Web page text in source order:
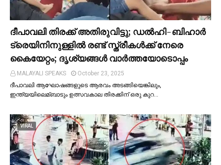
ദീപാവലി തിരക്ക് അതിരുവിട്ടു; ഡല്‍ഹി-ബിഹാര്‍
ട്രെയിനിനുള്ളില്‍ രണ്ട് സ്ത്രീകള്‍ക്ക് നേരെ
കൈയേറ്റം; ദൃശ്യങ്ങള്‍ വാർത്തയോടൊപ്പം
MALAYALI SPEAKS
October 23, 2025
ദീപാവലി ആഘോഷങ്ങളുടെ ആരവം അടങ്ങിയെങ്കിലും,
ഇന്ത്യയിലെമ്ബാടും ഉത്സവകാല തിരക്കിന് ഒരു കുറ…
VIRAL